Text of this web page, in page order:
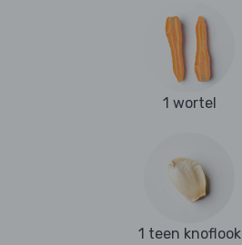
1 wortel
1 teen knoflook